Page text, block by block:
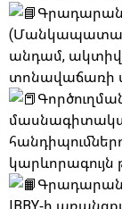
անդամ, ակտիվ
տոնավաճառի
կարևորագույն